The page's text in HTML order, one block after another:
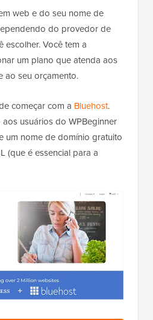
web e do seu nome de
do provedor de
Você tem a
um plano que atenda aos
ao seu orçamento.
começar com a Bluehost.
usuários do WPBeginner
um nome de domínio gratuito
(que é essencial para a